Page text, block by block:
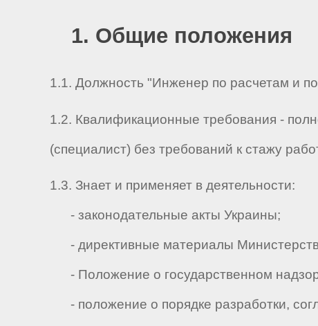
1. Общие положения
1.1. Должность "Инженер по расчетам и
1.2. Квалификационные требования -
(специалист) без требований к стажу
1.3. Знает и применяет в деятельности:
- законодательные акты Украины;
- директивные материалы
- Положение о государственном
- положение о порядке разработки,